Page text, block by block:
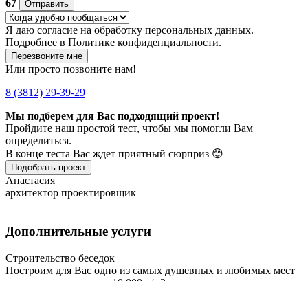
67
Отправить
Я даю согласие на обработку персональных данных.
Подробнее в Политике конфиденциальности.
Перезвоните мне
Или просто позвоните нам!
8 (3812) 29-39-29
Мы подберем для Вас подходящий проект!
Пройдите наш простой тест, чтобы мы помогли Вам
определиться.
В конце теста Вас ждет приятный сюрприз 😊
Подобрать проект
Анастасия
архитектор проектировщик
Дополнительные услуги
Строительство беседок
Построим для Вас одно из самых душевных и любимых мест